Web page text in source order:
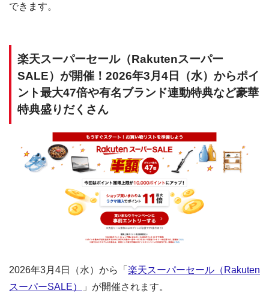
できます。
楽天スーパーセール（Rakutenスーパー
SALE）が開催！2026年3月4日（水）からポイ
ント最大47倍や有名ブランド連動特典など豪華
特典盛りだくさん
2026年3月4日（水）から「 楽天スーパーセール（Rakuten
スーパーSALE）
」が開催されます。